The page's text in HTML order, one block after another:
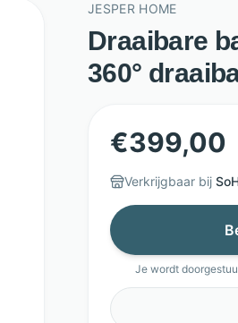
JESPER HOME
Draaibare
360°
€399,00
Verkrijgbaar bij
Je wordt